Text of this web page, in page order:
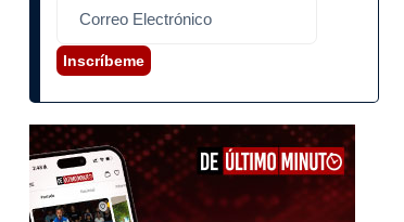
Inscríbeme